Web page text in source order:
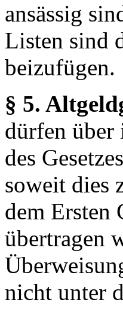
ansässig
Listen sind
beizufügen.
§ 5.
dürfen über
des
soweit dies
dem Ersten
übertragen
nicht unter